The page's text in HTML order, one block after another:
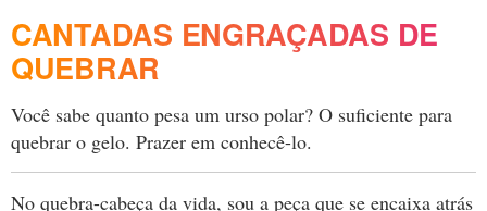
CANTADAS ENGRAÇADAS DE
QUEBRAR
Você sabe quanto pesa um urso polar? O suficiente para
quebrar o gelo. Prazer em conhecê-lo.
No quebra-cabeça da vida, sou a peça que se encaixa atrás